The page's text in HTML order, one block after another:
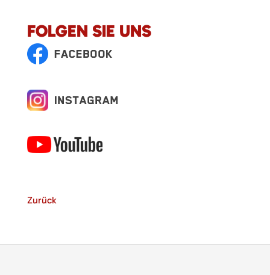
FOLGEN SIE UNS
Zurück